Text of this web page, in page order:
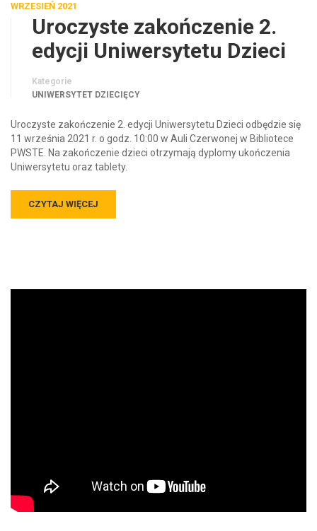
WRZESIEŃ 2021
Uroczyste zakończenie 2.
edycji Uniwersytetu Dzieci
Kategorie
UNIWERSYTET DZIECIĘCY
Uroczyste zakończenie 2. edycji Uniwersytetu Dzieci odbędzie się
11 września 2021 r. o godz. 10:00 w Auli Czerwonej w Bibliotece
PWSTE. Na zakończenie dzieci otrzymają dyplomy ukończenia
Uniwersytetu oraz tablety.
CZYTAJ WIĘCEJ